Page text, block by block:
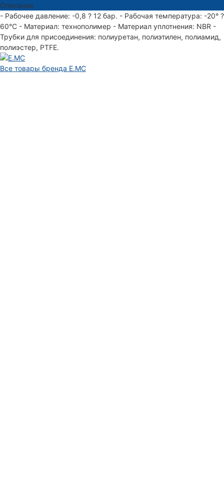
Описание
- Рабочее давление: -0,8 ? 12 бар. - Рабочая температура: -20° ?
60°С - Материал: технополимер - Материал уплотнения: NBR -
Трубки для присоединения: полиуретан, полиэтилен, полиамид,
полиэстер, PTFE.
Все товары бренда E.MC